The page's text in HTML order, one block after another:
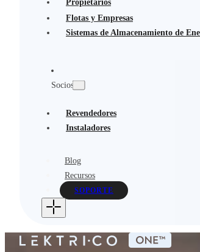
Propietarios
Flotas y Empresas
Sistemas de Almacenamiento de
Socios
Revendedores
Instaladores
Blog
Recursos
SOPORTE